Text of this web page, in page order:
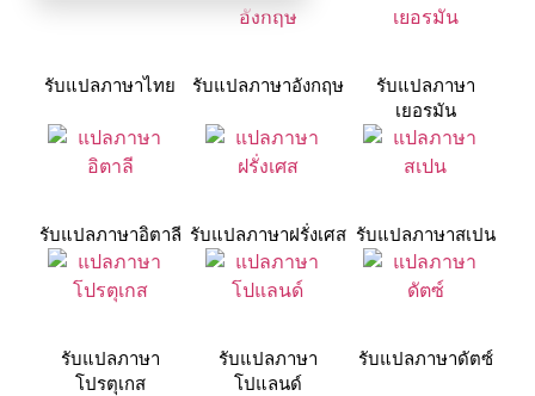
รับแปลภาษาไทย รับแปลภาษาอังกฤษ
รับแปลภาษา
เยอรมัน
รับแปลภาษาอิตาลี รับแปลภาษาฝรั่งเศส รับแปลภาษาสเปน
รับแปลภาษา
โปรตุเกส
รับแปลภาษา
โปแลนด์
รับแปลภาษาดัตซ์